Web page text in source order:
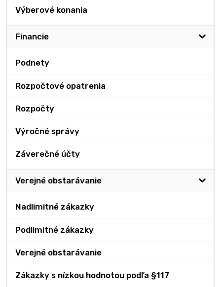
Výberové konania
Financie
Podnety
Rozpočtové opatrenia
Rozpočty
Výročné správy
Záverečné účty
Verejné obstarávanie
Nadlimitné zákazky
Podlimitné zákazky
Verejné obstarávanie
Zákazky s nízkou hodnotou podľa §117